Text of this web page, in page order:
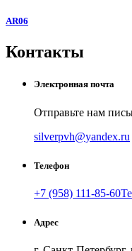
AR06
Контакты
Электронная почта
Отправьте нам
silverpvh@yandex.ru
Телефон
+7 (958) 111-85-60
Адрес